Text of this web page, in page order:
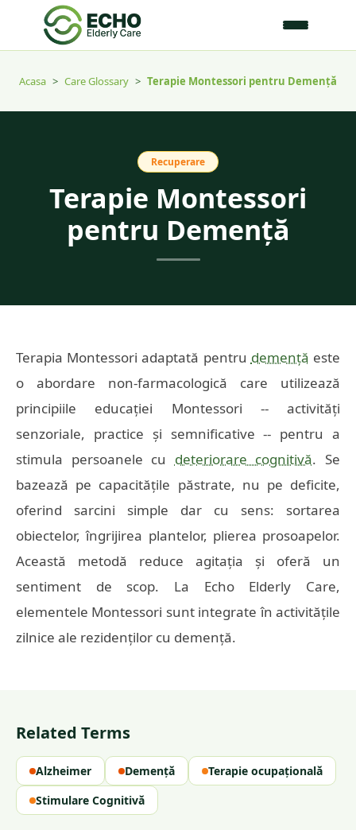
Acasa > Care Glossary > Terapie Montessori pentru Demență
Recuperare
Terapie Montessori
pentru Demență
Terapia Montessori adaptată pentru demență este
o abordare non-farmacologică care utilizează
principiile educației Montessori -- activități
senzoriale, practice și semnificative -- pentru a
stimula persoanele cu deteriorare cognitivă. Se
bazează pe capacitățile păstrate, nu pe deficite,
oferind sarcini simple dar cu sens: sortarea
obiectelor, îngrijirea plantelor, plierea prosoapelor.
Această metodă reduce agitația și oferă un
sentiment de scop. La Echo Elderly Care,
elementele Montessori sunt integrate în activitățile
zilnice ale rezidenților cu demență.
Related Terms
Alzheimer Demență
Terapie ocupațională
Stimulare Cognitivă